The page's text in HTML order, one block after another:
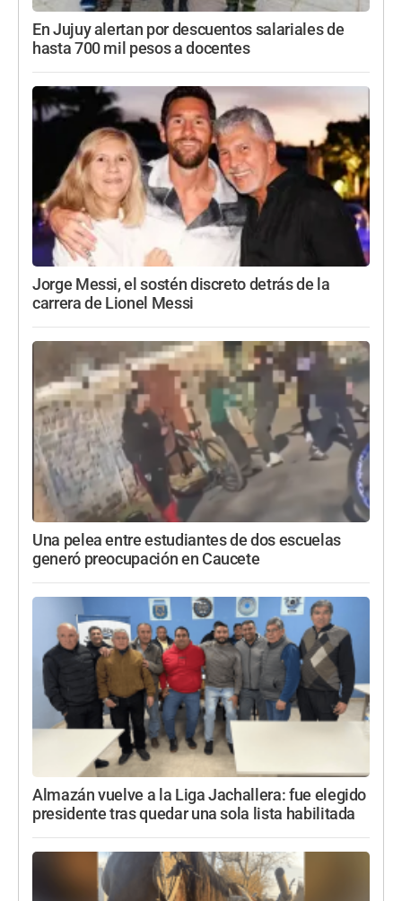
En Jujuy alertan por descuentos salariales de
hasta 700 mil pesos a docentes
Jorge Messi, el sostén discreto detrás de la
carrera de Lionel Messi
Una pelea entre estudiantes de dos escuelas
generó preocupación en Caucete
Almazán vuelve a la Liga Jachallera: fue elegido
presidente tras quedar una sola lista habilitada